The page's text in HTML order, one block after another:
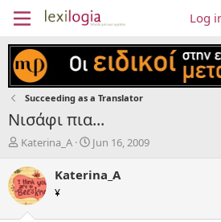
Log
Succeeding as a Translator
Νισάφι πια...
T
r
e
a
d
Katerina_A
S
a
Jun 16, 2009
Katerina_A
¥